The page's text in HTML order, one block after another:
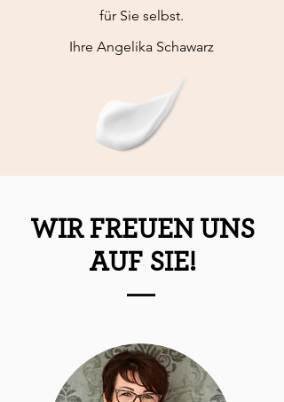
für Sie selbst.
Ihre Angelika Schawarz
WIR FREUEN UNS
AUF SIE!